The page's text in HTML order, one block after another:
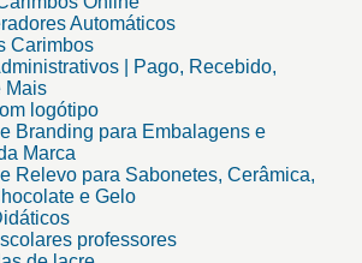
Automáticos
Carimbos
| Pago, Recebido,
Mais
logótipo
Branding para Embalagens e
Marca
Relevo para Sabonetes, Cerâmica,
e Gelo
professores